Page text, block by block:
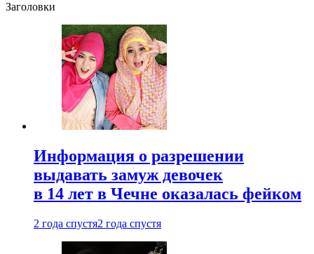
Заголовки
Информация о разрешении
выдавать замуж девочек
в 14 лет в Чечне оказалась фейком
2 года спустя2 года спустя